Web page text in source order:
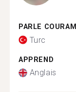
PARLE
Turc
APPREND
Anglais